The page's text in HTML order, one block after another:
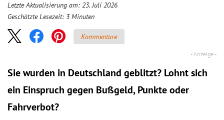
Letzte Aktualisierung am: 23. Juli 2026
Geschätzte Lesezeit: 3 Minuten
Kommentare
Sie wurden in Deutschland geblitzt? Lohnt sich
ein Einspruch gegen Bußgeld, Punkte oder
Fahrverbot?